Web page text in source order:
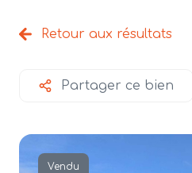
vente
agences
estimation
Retour aux résultats
Partager ce bien
Vendu